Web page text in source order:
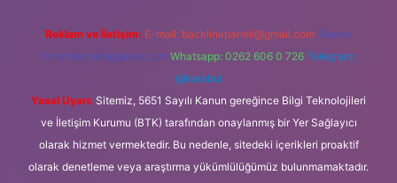
Reklam ve İletişim: E-mail: backlinkpaneli@gmail.com Teams:
forumhizmeti@gmail.com Whatsapp: 0262 606 0 726 Telegram:
@karabul
Yasal Uyarı: Sitemiz, 5651 Sayılı Kanun gereğince Bilgi Teknolojileri
ve İletişim Kurumu (BTK) tarafından onaylanmış bir Yer Sağlayıcı
olarak hizmet vermektedir. Bu nedenle, sitedeki içerikleri proaktif
olarak denetleme veya araştırma yükümlülüğümüz bulunmamaktadır.